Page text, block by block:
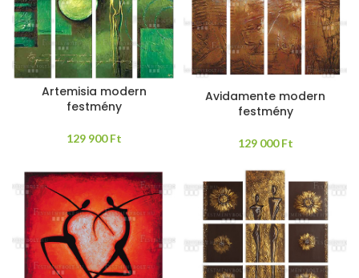
Artemisia modern
festmény
129 900Ft
Avidamente modern
festmény
129 000Ft